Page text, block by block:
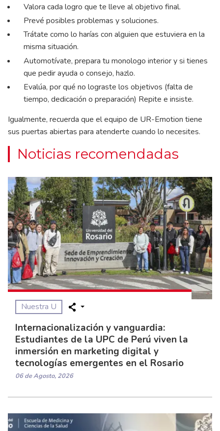
Valora cada logro que te lleve al objetivo final.
Prevé posibles problemas y soluciones.
Trátate como lo harías con alguien que estuviera en la
misma situación.
Automotívate, prepara tu monologo interior y si tienes
que pedir ayuda o consejo, hazlo.
Evalúa, por qué no lograste los objetivos (falta de
tiempo, dedicación o preparación) Repite e insiste.
Igualmente, recuerda que el equipo de UR-Emotion tiene
sus puertas abiertas para atenderte cuando lo necesites.
Noticias recomendadas
Nuestra U
Internacionalización y vanguardia:
Estudiantes de la UPC de Perú viven la
inmersión en marketing digital y
tecnologías emergentes en el Rosario
06 de Agosto, 2026